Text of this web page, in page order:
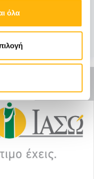
όλα
ΠΡΟΣΦΟΡΑ